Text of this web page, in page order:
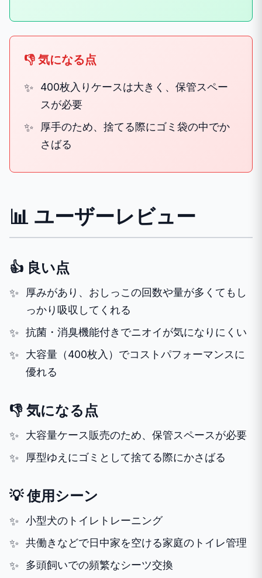
👎 気になる点
400枚入りケースは大きく、保管スペー
スが必要
厚手のため、捨てる際にゴミ袋の中でか
さばる
📊 ユーザーレビュー
👍 良い点
厚みがあり、おしっこの回数や量が多くてもし
っかり吸収してくれる
抗菌・消臭機能付きでニオイが気になりにくい
大容量（400枚入）でコストパフォーマンスに
優れる
👎 気になる点
大容量ケース販売のため、保管スペースが必要
厚型ゆえにゴミとして捨てる際にかさばる
💡 使用シーン
小型犬のトイレトレーニング
共働きなどで日中家を空ける家庭のトイレ管理
多頭飼いでの頻繁なシーツ交換